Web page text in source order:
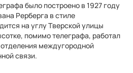
было построено в 1927 году
Рерберга в стиле
на углу Тверской улицы
помимо телеграфа, работал
междугородной
связи.